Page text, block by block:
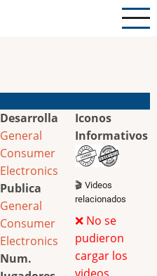
Desarrolla
General
Consumer
Electronics
Publica
General
Consumer
Electronics
Num.
Iconos
Informativos
🎬 Videos
relacionados
❌ No se
pudieron
cargar los